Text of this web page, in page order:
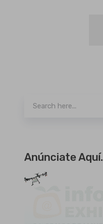
Anúnciate Aquí.